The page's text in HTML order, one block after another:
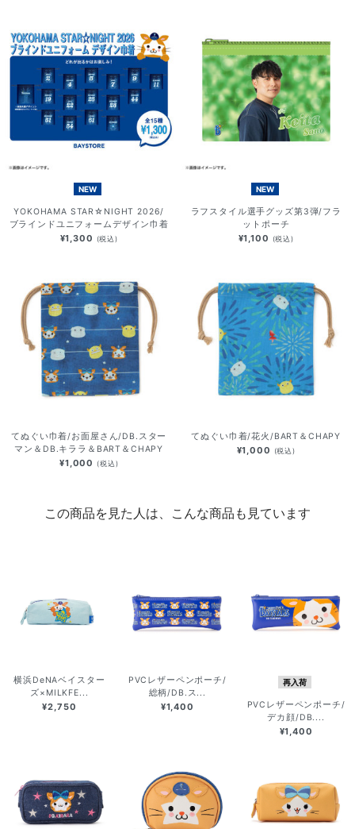
NEW
YOKOHAMA STAR☆NIGHT 2026/
ブラインドユニフォームデザイン巾着
¥1,300 (税込)
NEW
ラフスタイル選手グッズ第3弾/フラ
ットポーチ
¥1,100 (税込)
てぬぐい巾着/お面屋さん/DB.スター
マン＆DB.キララ＆BART＆CHAPY
¥1,000 (税込)
てぬぐい巾着/花火/BART＆CHAPY
¥1,000 (税込)
この商品を見た人は、こんな商品も見ています
横浜DeNAベイスター
ズ×MILKFE...
¥2,750
PVCレザーペンポーチ/
総柄/DB.ス...
¥1,400
再入荷
PVCレザーペンポーチ/
デカ顔/DB....
¥1,400